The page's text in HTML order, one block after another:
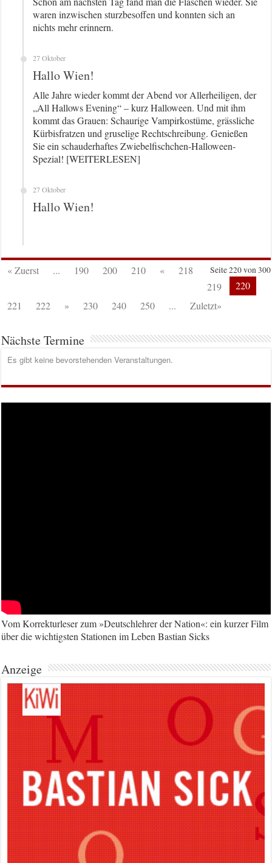
waren inzwischen sturzbesoffen und konnten sich an
nichts mehr erinnern.
27 Oktober
Hallo Wien!
Alle Jahre wieder kommt der Abend vor Allerheiligen, der
„All Hallows Evening“ – kurz Halloween. Und mit ihm
kommt das Grauen: Schaurige Vampirkostüme, grässliche
Kürbisfratzen und gruselige Rechtschreibung. Genießen
Sie ein schauderhaftes Zwiebelfischchen-Halloween-
Spezial! [WEITERLESEN]
27 Oktober
Hallo Wien!
Seite 220 von 300
« Zuerst ... 190 200 210 «
218
219
220
221
222 » 230 240 250 ... Zuletzt»
Nächste Termine
Es gibt keine bevorstehenden Veranstaltungen.
Vom Korrekturleser zum »Deutschlehrer der Nation«: ein kurzer Film
über die wichtigsten Stationen im Leben Bastian Sicks
Anzeige